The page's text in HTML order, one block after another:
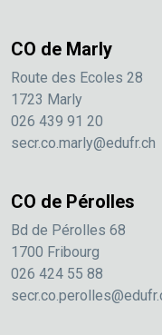
CO de Marly
Route des Ecoles 28
1723 Marly
026 439 91 20
secr.co.marly@edufr.ch
CO de Pérolles
Bd de Pérolles 68
1700 Fribourg
026 424 55 88